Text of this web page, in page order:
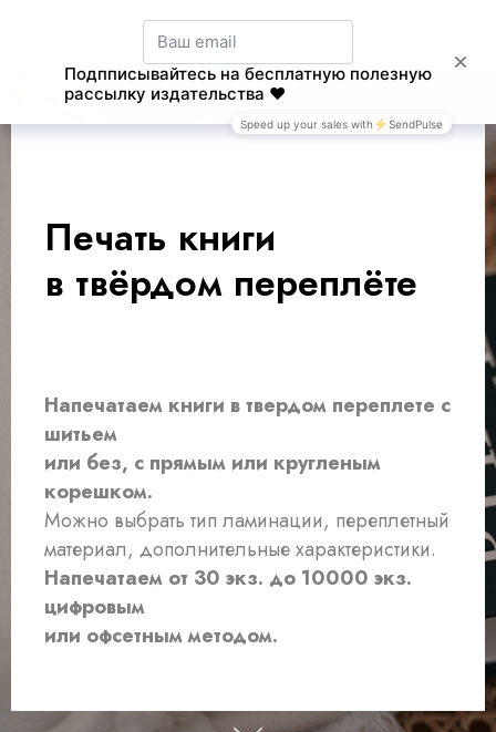
Печать книги
в твёрдом переплёте
Напечатаем книги в твердом переплете с
шитьем
или без, с прямым или кругленым
корешком.
Можно выбрать тип ламинации, переплетный
материал, дополнительные характеристики.
Напечатаем от 30 экз. до 10000 экз.
цифровым
или офсетным методом.